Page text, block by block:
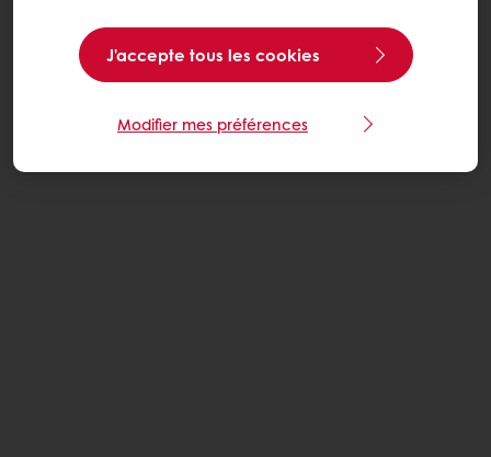
J'accepte tous les cookies
Modifier mes préférences